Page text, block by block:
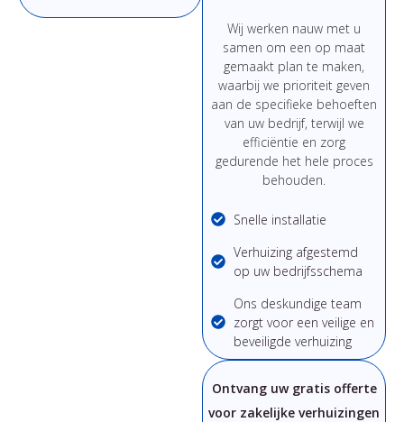
Wij werken nauw met u
samen om een ​​op maat
gemaakt plan te maken,
waarbij we prioriteit geven
aan de specifieke behoeften
van uw bedrijf, terwijl we
efficiëntie en zorg
gedurende het hele proces
behouden.
Snelle installatie
Verhuizing afgestemd
op uw bedrijfsschema
Ons deskundige team
zorgt voor een veilige en
beveiligde verhuizing
Ontvang uw gratis offerte
voor zakelijke verhuizingen